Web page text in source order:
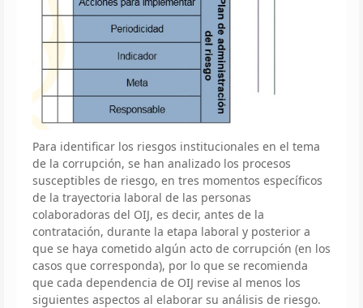
Para identificar los riesgos institucionales en el tema
de la corrupción, se han analizado los procesos
susceptibles de riesgo, en tres momentos específicos
de la trayectoria laboral de las personas
colaboradoras del OIJ, es decir, antes de la
contratación, durante la etapa laboral y posterior a
que se haya cometido algún acto de corrupción (en los
casos que corresponda), por lo que se recomienda
que cada dependencia de OIJ revise al menos los
siguientes aspectos al elaborar su análisis de riesgo.